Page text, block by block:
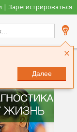
| Зарегистрироваться
×
Далее